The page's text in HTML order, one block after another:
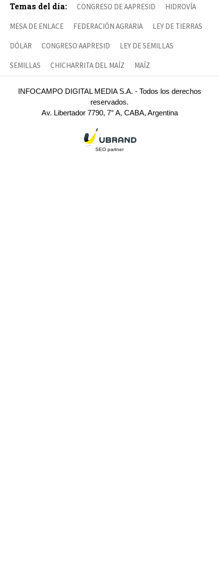
Temas del día: CONGRESO DE AAPRESID HIDROVÍA
MESA DE ENLACE FEDERACIÓN AGRARIA LEY DE TIERRAS
DÓLAR CONGRESO AAPRESID LEY DE SEMILLAS
SEMILLAS CHICHARRITA DEL MAÍZ MAÍZ
INFOCAMPO DIGITAL MEDIA S.A. - Todos los derechos
reservados.
Av. Libertador 7790, 7° A, CABA, Argentina
SEO partner